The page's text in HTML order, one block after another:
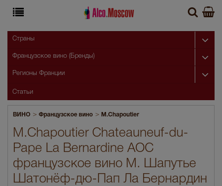
ВИНО > Французское вино > M.Chapoutier
M.Chapoutier Chateauneuf-du-
Pape La Bernardine AOC
французское вино М. Шапутье
Шатонёф-дю-Пап Ла Бернардин
Страны
Французское вино (Бренды)
Регионы Франции
Статьи